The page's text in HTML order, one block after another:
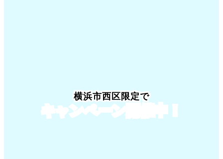
横浜市西区限定でキャンペーン開催中
横浜市西区限定で
キャンペーン開催中！